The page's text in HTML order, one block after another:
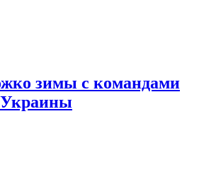
зимы с командами
Украины